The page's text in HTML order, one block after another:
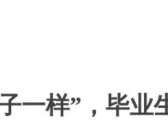
一样”，毕业